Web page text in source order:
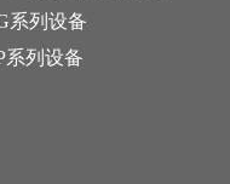
系列设备
系列设备